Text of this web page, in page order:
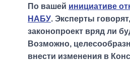
По вашей инициативе
НАБУ. Эксперты
законопроект вряд ли
Возможно,
внести изменения в